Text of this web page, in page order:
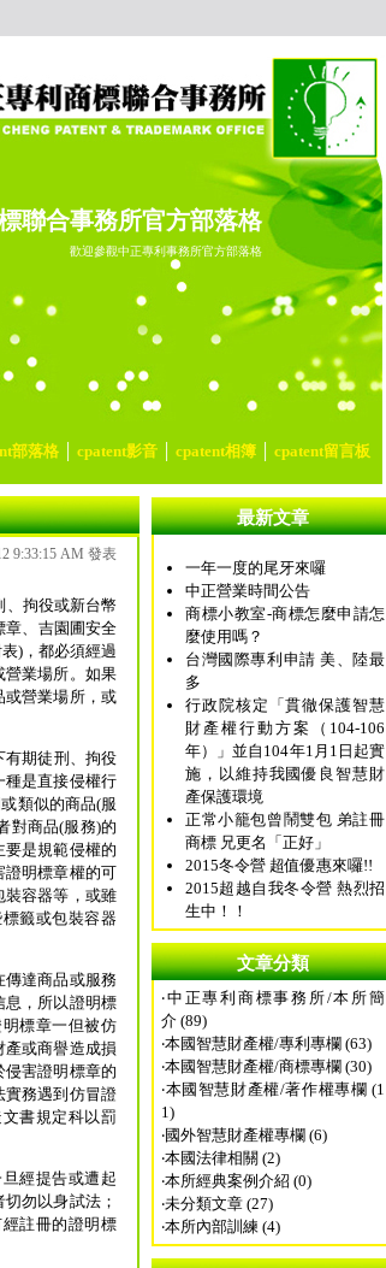
聯合事務所官方部落格
歡迎參觀中正專利事務所官方部落格
部落格 cpatent影音 cpatent相簿 cpatent留言板
9:33:15 AM 發表
、拘役或新台幣
章、吉園圃安全
)，都必須經過
營業場所。如果
或營業場所，或
有期徒刑、拘役
種是直接侵權行
類似的商品(服
對商品(服務)的
是規範侵權的
證明標章權的可
裝容器等，或雖
籤或包裝容器
傳達商品或服務
息，所以證明標
標章一但被仿
或商譽造成損
害證明標章的
實務遇到仿冒證
書規定科以罰
經提告或遭起
勿以身試法；
註冊的證明標
最新文章
一年一度的尾牙來囉
中正營業時間公告
商標小教室-商標怎麼申請怎
麼使用嗎？
台灣國際專利申請 美、陸最
多
行政院核定「貫徹保護智慧
財產權行動方案（104-106
年）」並自104年1月1日起實
施，以維持我國優良智慧財
產保護環境
正常小籠包曾鬧雙包 弟註冊
商標 兄更名「正好」
2015冬令營 超值優惠來囉!!
2015超越自我冬令營 熱烈招
生中！！
文章分類
‧中正專利商標事務所/本所簡
介 (89)
‧本國智慧財產權/專利專欄 (63)
‧本國智慧財產權/商標專欄 (30)
‧本國智慧財產權/著作權專欄 (1
1)
‧國外智慧財產權專欄 (6)
‧本國法律相關 (2)
‧本所經典案例介紹 (0)
‧未分類文章 (27)
‧本所內部訓練 (4)